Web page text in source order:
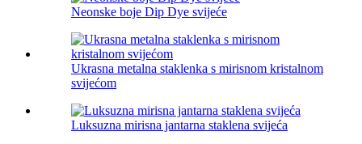
Neonske boje Dip Dye svijeće
Ukrasna metalna staklenka s mirisnom kristalnom
svijećom
Luksuzna mirisna jantarna staklena svijeća